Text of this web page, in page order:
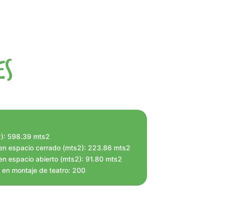
598.39 mts2
espacio cerrado (mts2): 223.86 mts2
espacio abierto (mts2): 91.80 mts2
montaje de teatro: 200